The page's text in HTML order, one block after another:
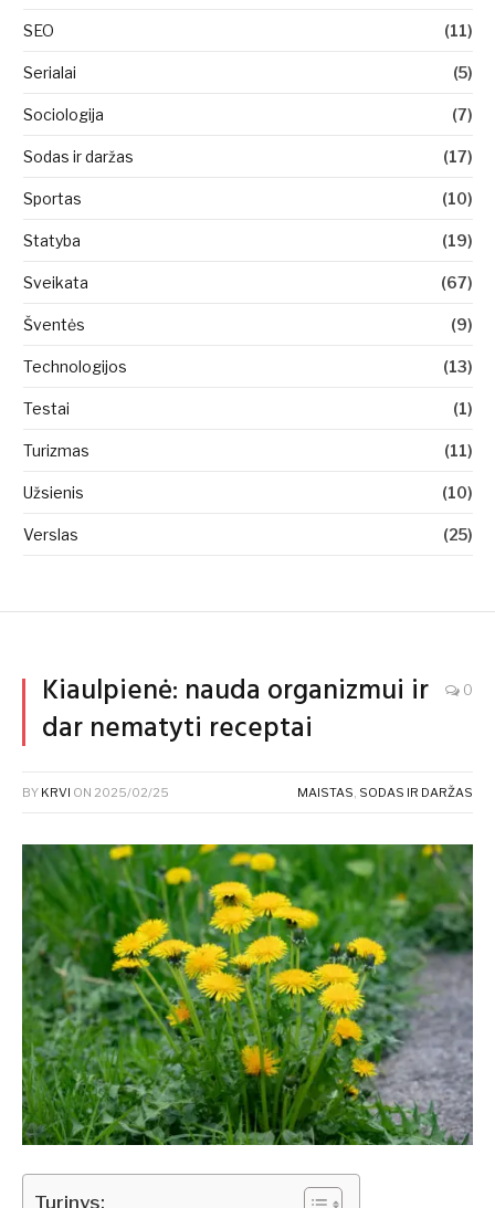
SEO (11)
Serialai (5)
Sociologija (7)
Sodas ir daržas (17)
Sportas (10)
Statyba (19)
Sveikata (67)
Šventės (9)
Technologijos (13)
Testai (1)
Turizmas (11)
Užsienis (10)
Verslas (25)
Kiaulpienė: nauda organizmui ir
dar nematyti receptai
0
BY KRVI ON 2025/02/25 MAISTAS, SODAS IR DARŽAS
Turinys: